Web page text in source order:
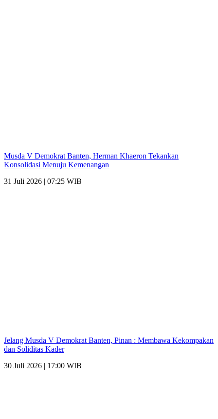
Musda V Demokrat Banten, Herman Khaeron Tekankan
Konsolidasi Menuju Kemenangan
31 Juli 2026 | 07:25 WIB
Jelang Musda V Demokrat Banten, Pinan : Membawa Kekompakan
dan Soliditas Kader
30 Juli 2026 | 17:00 WIB